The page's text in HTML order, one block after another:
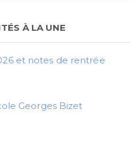
À LA UNE
et notes de rentrée
Georges Bizet